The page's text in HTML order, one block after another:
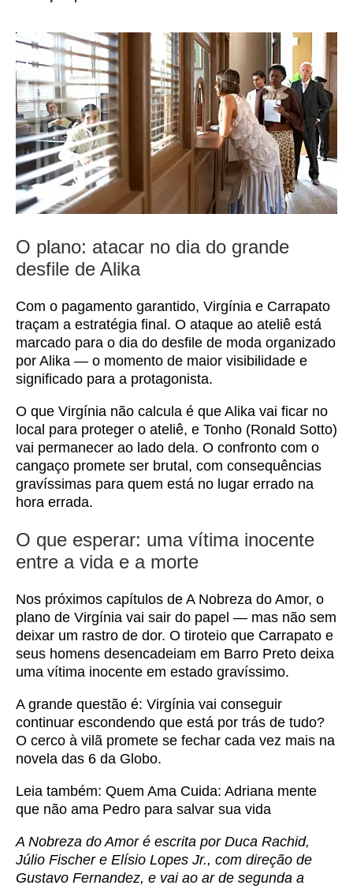
O plano: atacar no dia do grande
desfile de Alika
Com o pagamento garantido, Virgínia e Carrapato
traçam a estratégia final. O ataque ao ateliê está
marcado para o dia do desfile de moda organizado
por Alika — o momento de maior visibilidade e
significado para a protagonista.
O que Virgínia não calcula é que Alika vai ficar no
local para proteger o ateliê, e Tonho (Ronald Sotto)
vai permanecer ao lado dela. O confronto com o
cangaço promete ser brutal, com consequências
gravíssimas para quem está no lugar errado na
hora errada.
O que esperar: uma vítima inocente
entre a vida e a morte
Nos próximos capítulos de A Nobreza do Amor, o
plano de Virgínia vai sair do papel — mas não sem
deixar um rastro de dor. O tiroteio que Carrapato e
seus homens desencadeiam em Barro Preto deixa
uma vítima inocente em estado gravíssimo.
A grande questão é: Virgínia vai conseguir
continuar escondendo que está por trás de tudo?
O cerco à vilã promete se fechar cada vez mais na
novela das 6 da Globo.
Leia também: Quem Ama Cuida: Adriana mente
que não ama Pedro para salvar sua vida
A Nobreza do Amor é escrita por Duca Rachid,
Júlio Fischer e Elísio Lopes Jr., com direção de
Gustavo Fernandez, e vai ao ar de segunda a